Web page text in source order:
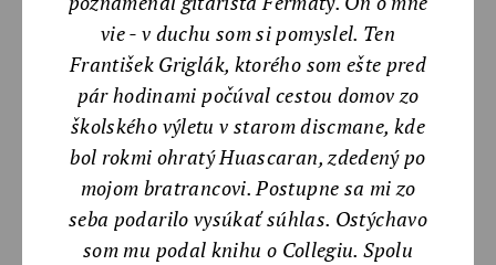
vie - v duchu som si pomyslel. Ten
František Griglák, ktorého som ešte pred
pár hodinami počúval cestou domov zo
školského výletu v starom discmane, kde
bol rokmi ohratý Huascaran, zdedený po
mojom bratrancovi. Postupne sa mi zo
seba podarilo vysúkať súhlas. Ostýchavo
som mu podal knihu o Collegiu. Spolu